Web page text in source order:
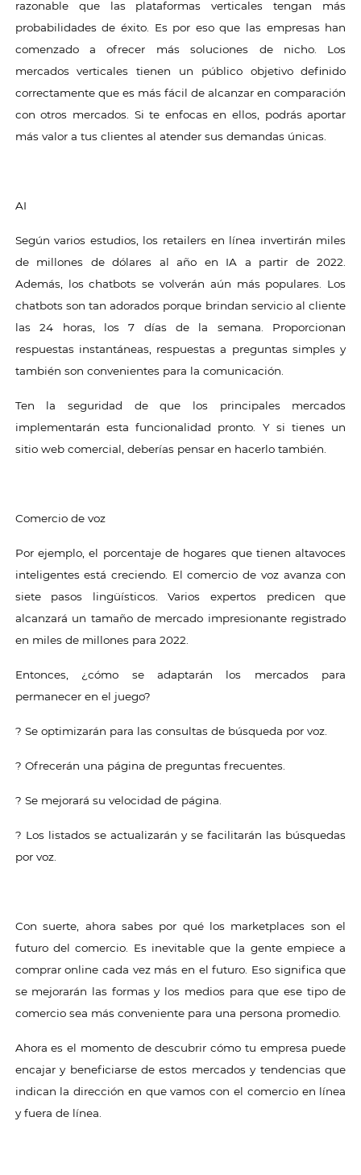
razonable que las plataformas verticales tengan más
probabilidades de éxito. Es por eso que las empresas han
comenzado a ofrecer más soluciones de nicho. Los
mercados verticales tienen un público objetivo definido
correctamente que es más fácil de alcanzar en comparación
con otros mercados. Si te enfocas en ellos, podrás aportar
más valor a tus clientes al atender sus demandas únicas.
AI
Según varios estudios, los retailers en línea invertirán miles
de millones de dólares al año en IA a partir de 2022.
Además, los chatbots se volverán aún más populares. Los
chatbots son tan adorados porque brindan servicio al cliente
las 24 horas, los 7 días de la semana. Proporcionan
respuestas instantáneas, respuestas a preguntas simples y
también son convenientes para la comunicación.
Ten la seguridad de que los principales mercados
implementarán esta funcionalidad pronto. Y si tienes un
sitio web comercial, deberías pensar en hacerlo también.
Comercio de voz
Por ejemplo, el porcentaje de hogares que tienen altavoces
inteligentes está creciendo. El comercio de voz avanza con
siete pasos lingüísticos. Varios expertos predicen que
alcanzará un tamaño de mercado impresionante registrado
en miles de millones para 2022.
Entonces, ¿cómo se adaptarán los mercados para
permanecer en el juego?
? Se optimizarán para las consultas de búsqueda por voz.
? Ofrecerán una página de preguntas frecuentes.
? Se mejorará su velocidad de página.
? Los listados se actualizarán y se facilitarán las búsquedas
por voz.
Con suerte, ahora sabes por qué los marketplaces son el
futuro del comercio. Es inevitable que la gente empiece a
comprar online cada vez más en el futuro. Eso significa que
se mejorarán las formas y los medios para que ese tipo de
comercio sea más conveniente para una persona promedio.
Ahora es el momento de descubrir cómo tu empresa puede
encajar y beneficiarse de estos mercados y tendencias que
indican la dirección en que vamos con el comercio en línea
y fuera de línea.